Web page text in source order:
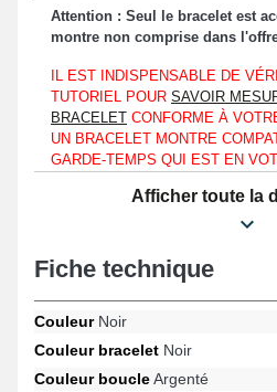
Attention : Seul le bracelet est
montre non comprise dans
IL EST INDISPENSABLE DE
TUTORIEL POUR SAVOIR
BRACELET CONFORME À
UN BRACELET MONTRE
GARDE-TEMPS QUI EST EN
BRACELET SOIT UN MODÈLE
Affectable précisément à un
d'une longueur de 12mm.
Pour changer un bracelet montre
optimale. Un fermoir ardillon d'aspect
garantir une fixation sûre et facile à
Afficher toute la
Fiche technique
CouleurNoir
Couleur bracelet Noir
Couleur boucleArgenté